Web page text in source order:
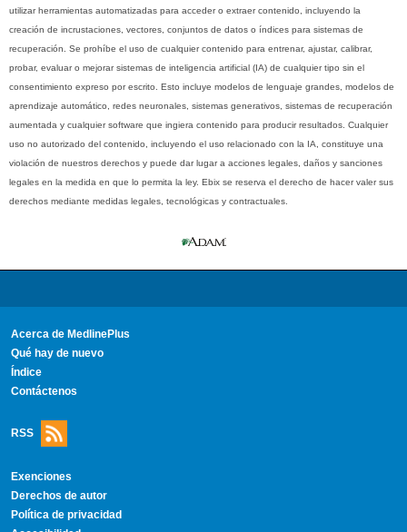
utilizar herramientas automatizadas para acceder o extraer contenido, incluyendo la
creación de incrustaciones, vectores, conjuntos de datos o índices para sistemas de
recuperación. Se prohíbe el uso de cualquier contenido para entrenar, ajustar, calibrar,
probar, evaluar o mejorar sistemas de inteligencia artificial (IA) de cualquier tipo sin el
consentimiento expreso por escrito. Esto incluye modelos de lenguaje grandes, modelos de
aprendizaje automático, redes neuronales, sistemas generativos, sistemas de recuperación
aumentada y cualquier software que ingiera contenido para producir resultados. Cualquier
uso no autorizado del contenido, incluyendo el uso relacionado con la IA, constituye una
violación de nuestros derechos y puede dar lugar a acciones legales, daños y sanciones
legales en la medida en que lo permita la ley. Ebix se reserva el derecho de hacer valer sus
derechos mediante medidas legales, tecnológicas y contractuales.
Acerca de MedlinePlus
Qué hay de nuevo
Índice
Contáctenos
RSS
Exenciones
Derechos de autor
Política de privacidad